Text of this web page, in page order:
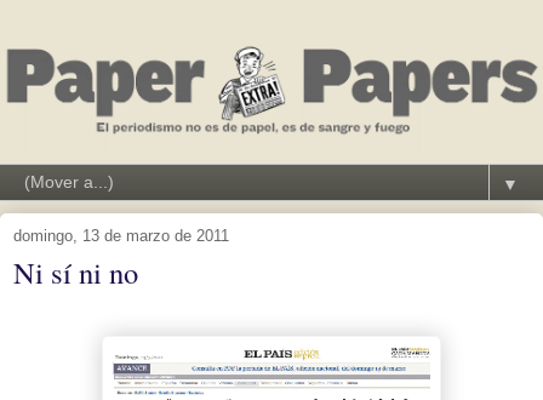
▼
domingo, 13 de marzo de 2011
Ni sí ni no